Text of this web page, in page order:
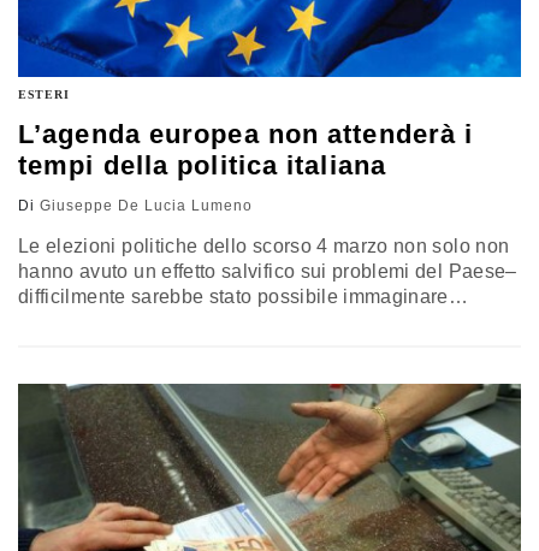
ESTERI
L’agenda europea non attenderà i
tempi della politica italiana
Di Giuseppe De Lucia Lumeno
Le elezioni politiche dello scorso 4 marzo non solo non
hanno avuto un effetto salvifico sui problemi del Paese–
difficilmente sarebbe stato possibile immaginare
larga parte previsto, è più netto della composizione
parlamentare che ha prodotto. Ci parla di…